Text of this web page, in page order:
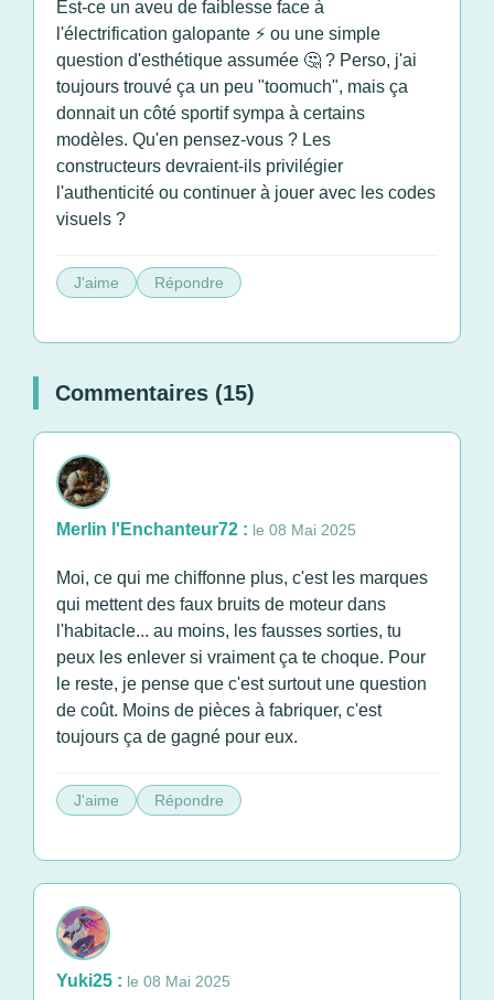
Est-ce un aveu de faiblesse face à
l'électrification galopante ⚡️ ou une simple
question d'esthétique assumée 🤔 ? Perso, j'ai
toujours trouvé ça un peu "toomuch", mais ça
donnait un côté sportif sympa à certains
modèles. Qu'en pensez-vous ? Les
constructeurs devraient-ils privilégier
l'authenticité ou continuer à jouer avec les codes
J'aime Répondre
Commentaires (15)
Merlin l'Enchanteur72 : le 08 Mai 2025
Moi, ce qui me chiffonne plus, c'est les marques
qui mettent des faux bruits de moteur dans
l'habitacle... au moins, les fausses sorties, tu
peux les enlever si vraiment ça te choque. Pour
le reste, je pense que c'est surtout une question
de coût. Moins de pièces à fabriquer, c'est
toujours ça de gagné pour eux.
J'aime Répondre
Yuki25 : le 08 Mai 2025